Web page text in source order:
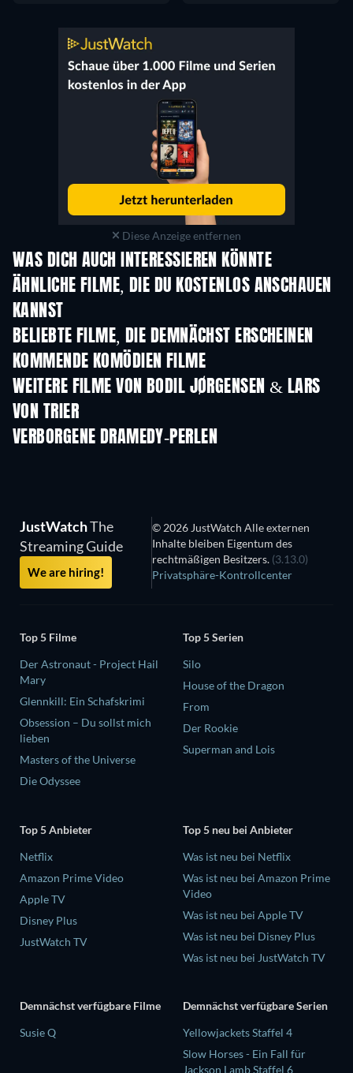
Diese Anzeige entfernen
WAS DICH AUCH INTERESSIEREN KÖNNTE
ÄHNLICHE FILME, DIE DU KOSTENLOS ANSCHAUEN
KANNST
BELIEBTE FILME, DIE DEMNÄCHST ERSCHEINEN
KOMMENDE KOMÖDIEN FILME
WEITERE FILME VON BODIL JØRGENSEN & LARS
VON TRIER
VERBORGENE DRAMEDY-PERLEN
JustWatchThe
Streaming Guide
We are hiring!
© 2026 JustWatch Alle externen
Inhalte bleiben Eigentum des
rechtmäßigen Besitzers. (3.13.0)
Privatsphäre-Kontrollcenter
Top 5 Filme
Der Astronaut - Project Hail
Mary
Glennkill: Ein Schafskrimi
Obsession – Du sollst mich
lieben
Masters of the Universe
Die Odyssee
Top 5 Serien
Silo
House of the Dragon
From
Der Rookie
Superman and Lois
Top 5 Anbieter
Netflix
Amazon Prime Video
Apple TV
Disney Plus
JustWatch TV
Top 5 neu bei Anbieter
Was ist neu bei Netflix
Was ist neu bei Amazon Prime
Video
Was ist neu bei Apple TV
Was ist neu bei Disney Plus
Was ist neu bei JustWatch TV
Demnächst verfügbare Filme
Susie Q
Demnächst verfügbare Serien
Yellowjackets Staffel 4
Slow Horses - Ein Fall für
Jackson Lamb Staffel 6